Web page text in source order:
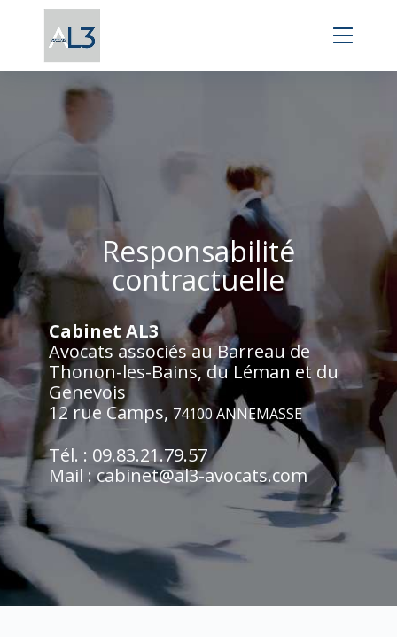
Responsabilité
contractuelle
Cabinet AL3
Avocats associés au Barreau de
Thonon-les-Bains, du Léman et du
Genevois
12 rue Camps, 74100 ANNEMASSE
Tél. : 09.83.21.79.57
Mail : cabinet@al3-avocats.com
Panneau de gestion des cookies